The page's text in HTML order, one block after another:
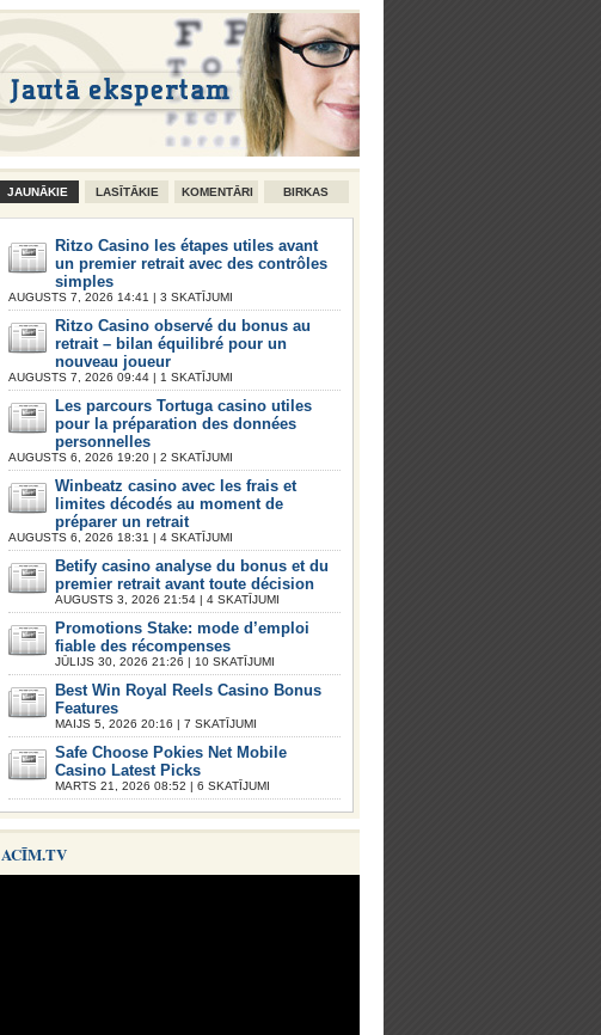
JAUNĀKIE LASĪTĀKIE KOMENTĀRI BIRKAS
Ritzo Casino les étapes utiles avant
un premier retrait avec des contrôles
simples
AUGUSTS 7, 2026 14:41 | 3 SKATĪJUMI
Ritzo Casino observé du bonus au
retrait – bilan équilibré pour un
nouveau joueur
AUGUSTS 7, 2026 09:44 | 1 SKATĪJUMI
Les parcours Tortuga casino utiles
pour la préparation des données
personnelles
AUGUSTS 6, 2026 19:20 | 2 SKATĪJUMI
Winbeatz casino avec les frais et
limites décodés au moment de
préparer un retrait
AUGUSTS 6, 2026 18:31 | 4 SKATĪJUMI
Betify casino analyse du bonus et du
premier retrait avant toute décision
AUGUSTS 3, 2026 21:54 | 4 SKATĪJUMI
Promotions Stake: mode d’emploi
fiable des récompenses
JŪLIJS 30, 2026 21:26 | 10 SKATĪJUMI
Best Win Royal Reels Casino Bonus
Features
MAIJS 5, 2026 20:16 | 7 SKATĪJUMI
Safe Choose Pokies Net Mobile
Casino Latest Picks
MARTS 21, 2026 08:52 | 6 SKATĪJUMI
ACĪM.TV